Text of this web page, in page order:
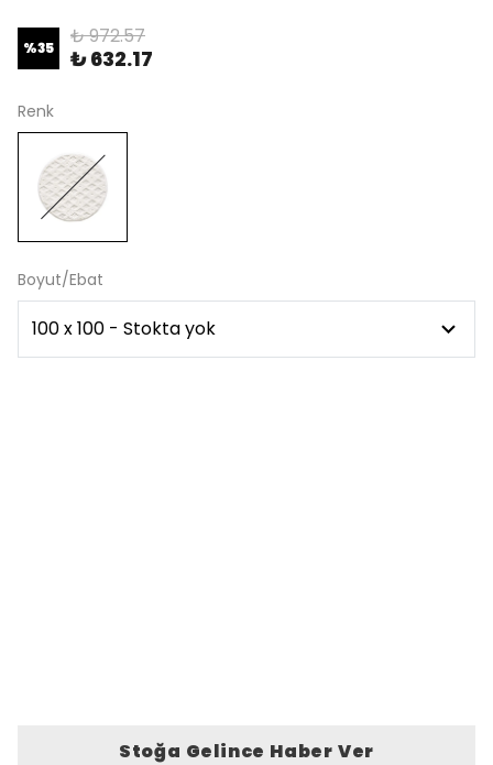
%35 ₺ 972.57
₺ 632.17
Renk
Boyut/Ebat
Stoğa Gelince Haber Ver